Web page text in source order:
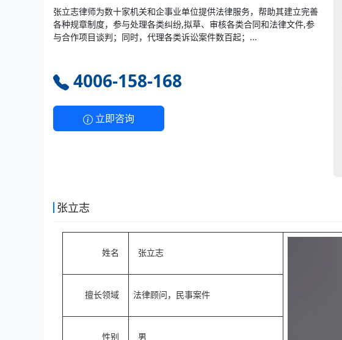
张立志律师为数十家机关和企事业单位提供法律服务，帮助其建立完善
各种规章制度，参与处理各类纠纷,拟草、审核各类合同和法律文件,参
与合作项目谈判；同时，代理各类诉讼案件数百起；...
4006-158-168
立即咨询
张立志
姓名 张立志
擅长领域 法律顾问，民事案件
性别 男